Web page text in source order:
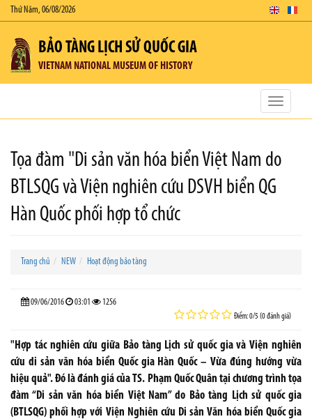
Thứ Năm, 06/08/2026
BẢO TÀNG LỊCH SỬ QUỐC GIA
VIETNAM NATIONAL MUSEUM OF HISTORY
Toggle
Tọa đàm "Di sản văn hóa biển Việt Nam do
BTLSQG và Viện nghiên cứu DSVH biển QG
Hàn Quốc phối hợp tổ chức
Trang chủ NEW Hoạt động bảo tàng
09/06/2016 03:01 1256
Điểm: 0/5 (0 đánh giá)
"Hợp tác nghiên cứu giữa Bảo tàng Lịch sử quốc gia và Viện nghiên
cứu di sản văn hóa biển Quốc gia Hàn Quốc – Vừa đúng hướng vừa
hiệu quả". Đó là đánh giá của TS. Phạm Quốc Quân tại chương trình tọa
đàm “Di sản văn hóa biển Việt Nam” do Bảo tàng Lịch sử quốc gia
(BTLSQG) phối hợp với Viện Nghiên cứu Di sản Văn hóa biển Quốc gia